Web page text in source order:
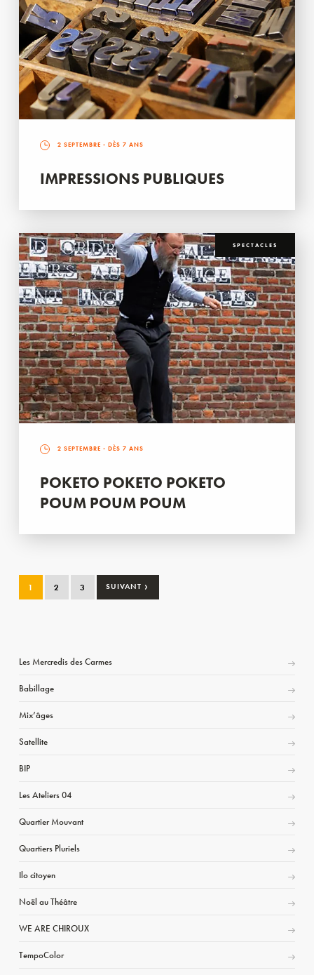
2 SEPTEMBRE - DÈS 7 ANS
IMPRESSIONS PUBLIQUES
SPECTACLES
2 SEPTEMBRE - DÈS 7 ANS
POKETO POKETO POKETO
POUM POUM POUM
1 2 3 SUIVANT ›
Les Mercredis des Carmes
Babillage
Mix’âges
Satellite
BIP
Les Ateliers 04
Quartier Mouvant
Quartiers Pluriels
Ilo citoyen
Noël au Théâtre
WE ARE CHIROUX
TempoColor